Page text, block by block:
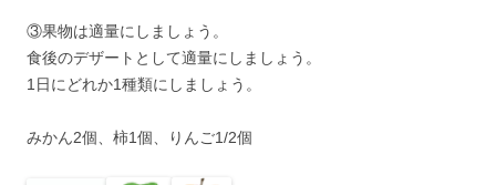
③果物は適量にしましょう。
食後のデザートとして適量にしましょう。
1日にどれか1種類にしましょう。
みかん2個、柿1個、りんご1/2個